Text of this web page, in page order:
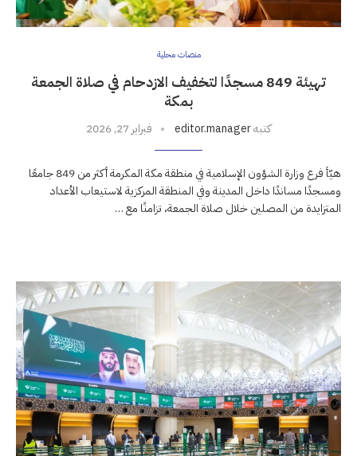
منصات محلية
تهيئة 849 مسجدًا لتخفيف الازدحام في صلاة الجمعة
بمكة
كتبهeditor.manager فبراير 27, 2026
هيّأ فرع وزارة الشؤون الإسلامية في منطقة مكة المكرمة أكثر من 849 جامعًا
ومسجدًا مساندًا داخل المدينة وفي المنطقة المركزية لاستيعاب الأعداد
المتزايدة من المصلين خلال صلاة الجمعة، تزامنًا مع …